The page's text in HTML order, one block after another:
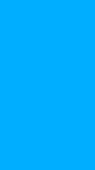
哪款？高速度
提供低至1毫秒